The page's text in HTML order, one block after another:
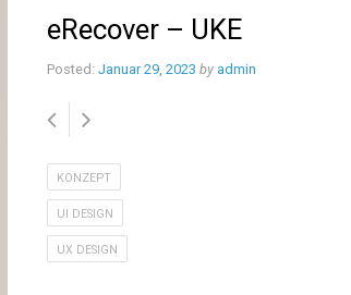
eRecover – UKE
Posted: Januar 29, 2023 by admin
KONZEPT
UI DESIGN
UX DESIGN